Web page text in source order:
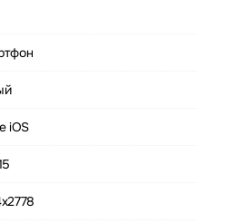
iOS